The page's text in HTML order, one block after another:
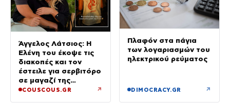
Άγγελος Λάτσιος: Η
Ελένη του έκοψε τις
διακοπές και τον
έστειλε για σερβιτόρο
σε μαγαζί της
Πεντέλης – Εκεί θα
COUSCOUS.GR ↗
Πλαφόν στα πάγια
των λογαριασμών του
ηλεκτρικού ρεύματος
DIMOCRACY.GR ↗